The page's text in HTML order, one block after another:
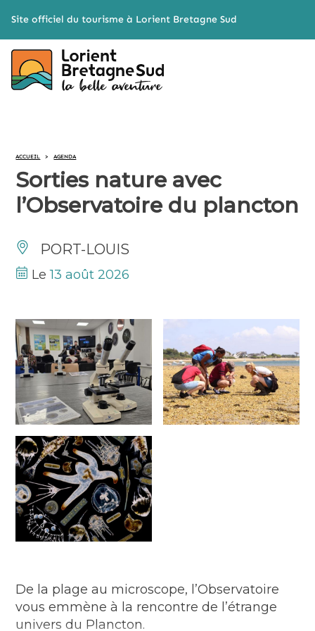
Site officiel du tourisme à Lorient Bretagne Sud
ACCUEIL > AGENDA
Sorties nature avec
l’Observatoire du plancton
PORT-LOUIS
Le13 août 2026
De la plage au microscope, l’Observatoire
vous emmène à la rencontre de l’étrange
univers du Plancton.